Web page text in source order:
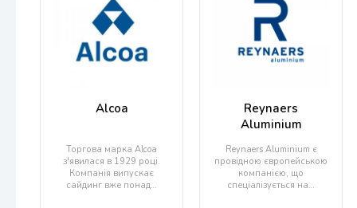
Alcoa
Торгова марка Alcoa
з'явилася в 1929 році.
Компанія випускає
сайдинг вже понад…
Reynaers
Aluminium
Reynaers Aluminium є
провідною європейською
компанією, що
спеціалізується на…